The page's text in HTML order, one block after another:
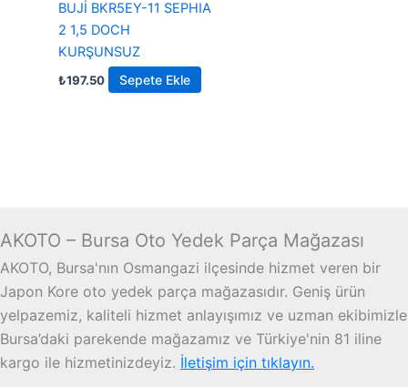
BUJİ BKR5EY-11 SEPHIA
2 1,5 DOCH
KURŞUNSUZ
₺197.50 Sepete Ekle
AKOTO – Bursa Oto Yedek Parça Mağazası
AKOTO, Bursa'nın Osmangazi ilçesinde hizmet veren bir
Japon Kore oto yedek parça mağazasıdır. Geniş ürün
yelpazemiz, kaliteli hizmet anlayışımız ve uzman ekibimizle
Bursa’daki parekende mağazamız ve Türkiye'nin 81 iline
kargo ile hizmetinizdeyiz. İletişim için tıklayın.